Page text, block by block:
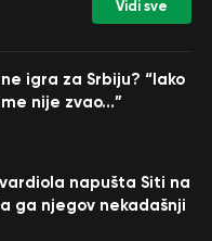
Vidi sve
igra za Srbiju? “Iako
nije zvao…”
napušta Siti na
ga njegov nekadašnji